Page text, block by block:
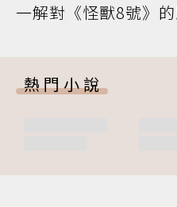
一解對《怪獸8號》的
熱門小說